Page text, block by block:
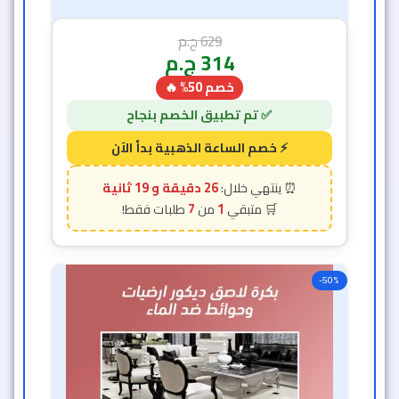
629ج.م
314ج.م
خصم 50% 🔥
26 دقيقة و 17 ثانية
1
7
-50%